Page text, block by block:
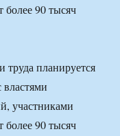
более 90 тысяч
планируется
участниками
более 90 тысяч